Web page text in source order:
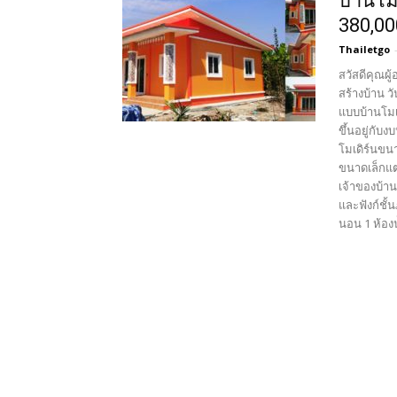
Thailetgo -
สวัสดีคุณผู้
สร้างบ้าน
แบบบ้านโ
ขึ้นอยู่กับง
โมเดิร์นขน
ขนาดเล็ก
เจ้าของบ้
และฟังก์ชั้น
นอน 1 ห้อง